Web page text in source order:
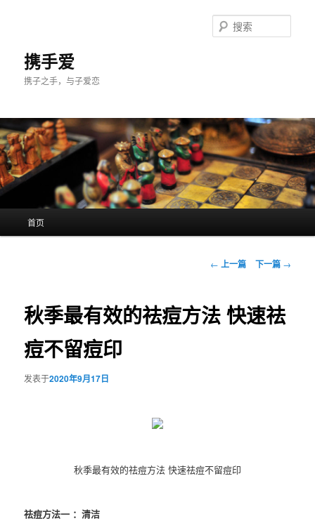
携手爱
携子之手，与子爱恋
索
首页
文
航
← 上一篇 下一篇 →
秋季最有效的祛痘方法 快速祛
痘不留痘印
发表于2020年9月17日
秋季最有效的祛痘方法 快速祛痘不留痘印
祛痘方法一 ：清洁